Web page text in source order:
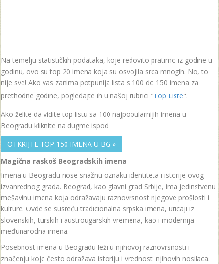
Na temelju statističkih podataka, koje redovito pratimo iz godine u
godinu, ovo su top 20 imena koja su osvojila srca mnogih. No, to
nije sve! Ako vas zanima potpunija lista s 100 do 150 imena za
prethodne godine, pogledajte ih u našoj rubrici "Top Liste".
Ako želite da vidite top listu sa 100 najpopularnijih imena u
Beogradu kliknite na dugme ispod:
OTKRIJTE TOP 150 IMENA U BG »
Magična raskoš Beogradskih imena
Imena u Beogradu nose snažnu oznaku identiteta i istorije ovog
izvanrednog grada. Beograd, kao glavni grad Srbije, ima jedinstvenu
mešavinu imena koja odražavaju raznovrsnost njegove prošlosti i
kulture. Ovde se susreću tradicionalna srpska imena, uticaji iz
slovenskih, turskih i austrougarskih vremena, kao i modernija
međunarodna imena.
Posebnost imena u Beogradu leži u njihovoj raznovrsnosti i
značenju koje često odražava istoriju i vrednosti njihovih nosilaca.